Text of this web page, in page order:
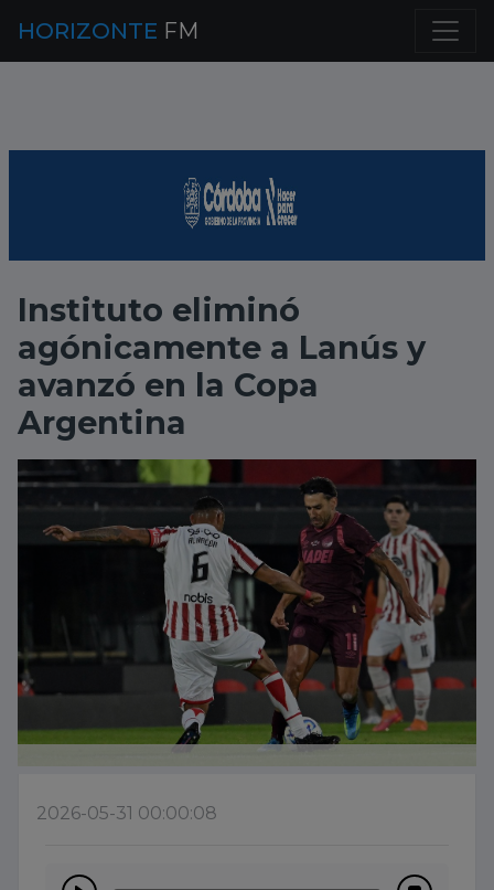
HORIZONTE FM
Instituto eliminó
agónicamente a Lanús y
avanzó en la Copa
Argentina
2026-05-31 00:00:08